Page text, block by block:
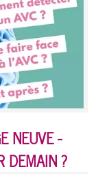
NEUVE -
DEMAIN ?